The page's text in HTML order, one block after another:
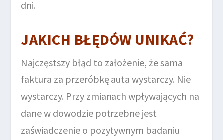
dni.
JAKICH BŁĘDÓW UNIKAĆ?
Najczęstszy błąd to założenie, że sama
faktura za przeróbkę auta wystarczy. Nie
wystarczy. Przy zmianach wpływających na
dane w dowodzie potrzebne jest
zaświadczenie o pozytywnym badaniu